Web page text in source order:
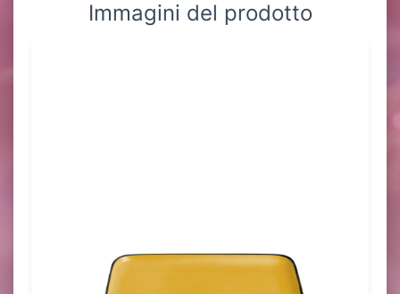
Immagini del prodotto